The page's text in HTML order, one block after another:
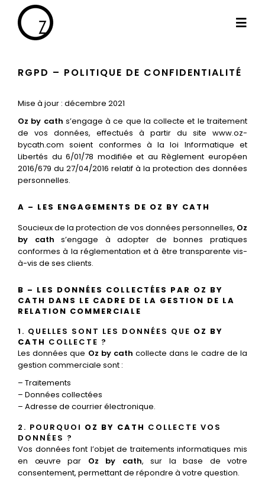
Passer
contenu
By Cath
Les projets
Haut de gamme
Le blog
Les témoignages
Les villes
Contact
RGPD – POLITIQUE DE CONFIDENTIALITÉ
Mise à jour : décembre 2021
Oz by cath s’engage à ce que la collecte et le traitement
de vos données, effectués à partir du site www.oz-
bycath.com soient conformes à la loi Informatique et
Libertés du 6/01/78 modifiée et au Règlement européen
2016/679 du 27/04/2016 relatif à la protection des données
personnelles.
A – LES ENGAGEMENTS DE OZ BY CATH
Soucieux de la protection de vos données personnelles, Oz
by cath s’engage à adopter de bonnes pratiques
conformes à la réglementation et à être transparente vis-
à-vis de ses clients.
B – LES DONNÉES COLLECTÉES PAR OZ BY
CATH DANS LE CADRE DE LA GESTION DE LA
RELATION COMMERCIALE
1. QUELLES SONT LES DONNÉES QUE OZ BY
CATH COLLECTE ?
Les données que Oz by cath collecte dans le cadre de la
gestion commerciale sont :
– Traitements
– Données collectées
– Adresse de courrier électronique.
2. POURQUOI OZ BY CATH COLLECTE VOS
DONNÉES ?
Vos données font l’objet de traitements informatiques mis
en œuvre par Oz by cath, sur la base de votre
consentement, permettant de répondre à votre question.